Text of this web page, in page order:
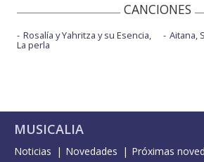
CANCIONES
Rosalía y Yahritza y su Esencia,
La perla
Aitana,
MUSICALIA
Noticias Novedades
Próximas